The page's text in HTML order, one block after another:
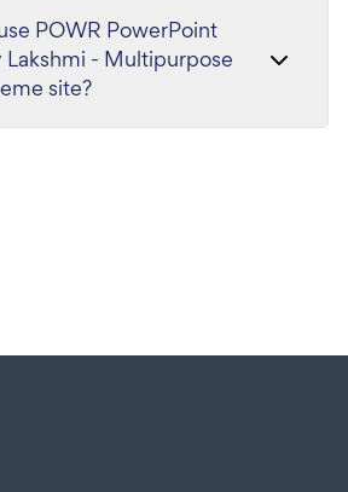
POWR PowerPoint
- Multipurpose
site?